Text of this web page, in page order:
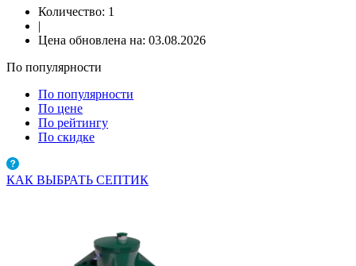
Количество: 1
|
Цена обновлена на: 03.08.2026
По популярности
По популярности
По цене
По рейтингу
По скидке
КАК ВЫБРАТЬ СЕПТИК